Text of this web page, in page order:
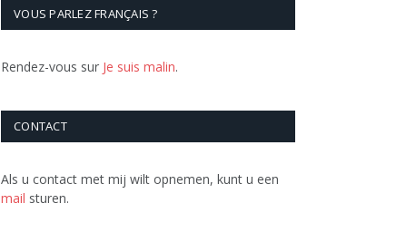
VOUS PARLEZ FRANÇAIS ?
Rendez-vous sur Je suis malin.
CONTACT
Als u contact met mij wilt opnemen, kunt u een
mail sturen.